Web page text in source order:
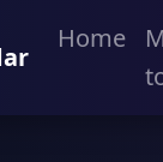
Home